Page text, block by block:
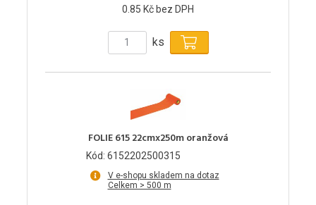
0.85 Kč bez DPH
ks
FOLIE 615 22cmx250m oranžová
Kód: 6152202500315
V e-shopu skladem na dotaz
Celkem > 500 m